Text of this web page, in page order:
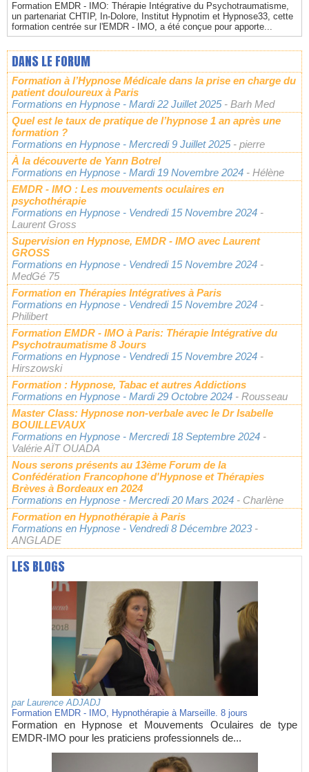
Formation EMDR - IMO: Thérapie Intégrative du Psychotraumatisme,
un partenariat CHTIP, In-Dolore, Institut Hypnotim et Hypnose33, cette
formation centrée sur l'EMDR - IMO, a été conçue pour apporte...
DANS LE FORUM
Formation à l’Hypnose Médicale dans la prise en charge du
patient douloureux à Paris
Formations en Hypnose - Mardi 22 Juillet 2025 - Barh Med
Quel est le taux de pratique de l’hypnose 1 an après une
formation ?
Formations en Hypnose - Mercredi 9 Juillet 2025 - pierre
À la découverte de Yann Botrel
Formations en Hypnose - Mardi 19 Novembre 2024 - Hélène
EMDR - IMO : Les mouvements oculaires en
psychothérapie
Formations en Hypnose - Vendredi 15 Novembre 2024 -
Laurent Gross
Supervision en Hypnose, EMDR - IMO avec Laurent
GROSS
Formations en Hypnose - Vendredi 15 Novembre 2024 -
MedGé 75
Formation en Thérapies Intégratives à Paris
Formations en Hypnose - Vendredi 15 Novembre 2024 -
Philibert
Formation EMDR - IMO à Paris: Thérapie Intégrative du
Psychotraumatisme 8 Jours
Formations en Hypnose - Vendredi 15 Novembre 2024 -
Hirszowski
Formation : Hypnose, Tabac et autres Addictions
Formations en Hypnose - Mardi 29 Octobre 2024 - Rousseau
Master Class: Hypnose non-verbale avec le Dr Isabelle
BOUILLEVAUX
Formations en Hypnose - Mercredi 18 Septembre 2024 -
Valérie AÏT OUADA
Nous serons présents au 13ème Forum de la
Confédération Francophone d'Hypnose et Thérapies
Brèves à Bordeaux en 2024
Formations en Hypnose - Mercredi 20 Mars 2024 - Charlène
Formation en Hypnothérapie à Paris
Formations en Hypnose - Vendredi 8 Décembre 2023 -
ANGLADE
LES BLOGS
par Laurence ADJADJ
Formation EMDR - IMO, Hypnothérapie à Marseille. 8 jours
Formation en Hypnose et Mouvements Oculaires de type
EMDR-IMO pour les praticiens professionnels de...